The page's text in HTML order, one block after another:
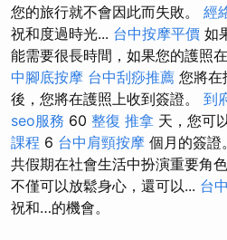
您的旅行就不會因此而失敗。 經
祝和度過時光... 台中按摩平價 如
能需要很長時間，如果您的護照
中腳底按摩 台中刮痧推薦 您將在
後，您將在護照上收到簽證。 到
seo服務 60 整復 推拿 天，您可
課程 6 台中肩頸按摩 個月的簽證
共假期在社會生活中扮演重要角色
不僅可以放鬆身心，還可以... 台
祝和…的機會。